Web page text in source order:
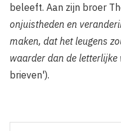
beleeft. Aan zijn broer
onjuistheden en
maken, dat het leugens
waarder dan de letterlijke
brieven').